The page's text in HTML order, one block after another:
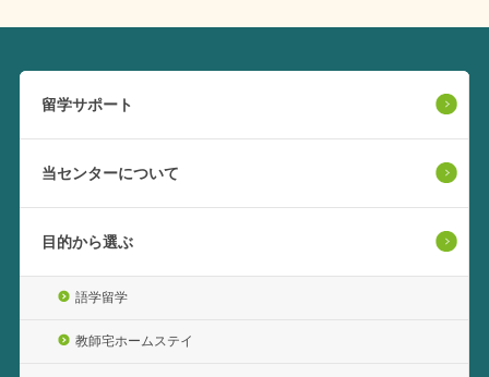
留学サポート
当センターについて
目的から選ぶ
語学留学
教師宅ホームステイ